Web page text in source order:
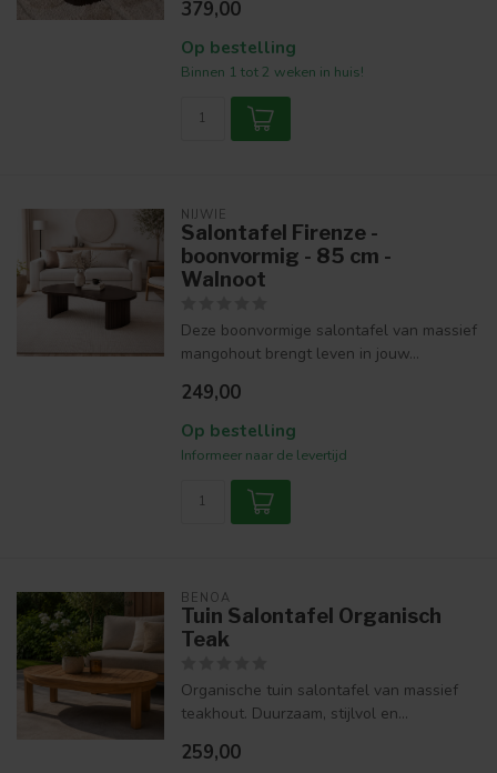
379,00
Op bestelling
Binnen 1 tot 2 weken in huis!
NIJWIE
Salontafel Firenze -
boonvormig - 85 cm -
Walnoot
Deze boonvormige salontafel van massief
mangohout brengt leven in jouw...
249,00
Op bestelling
Informeer naar de levertijd
BENOA
Tuin Salontafel Organisch
Teak
Organische tuin salontafel van massief
teakhout. Duurzaam, stijlvol en...
259,00